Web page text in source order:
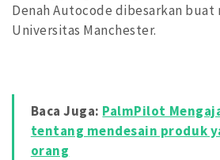
Denah Autocode dibesarkan buat
Universitas Manchester.
Baca Juga: PalmPilot
tentang mendesain produk
orang